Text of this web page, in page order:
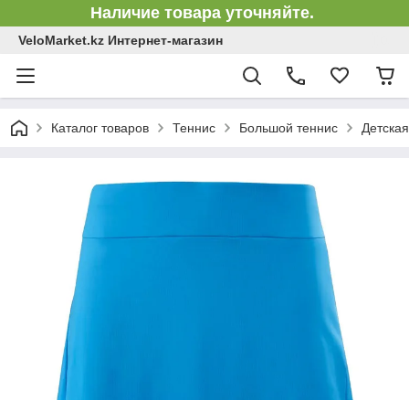
Наличие товара уточняйте.
VeloMarket.kz Интернет-магазин
Каталог товаров Теннис Большой теннис